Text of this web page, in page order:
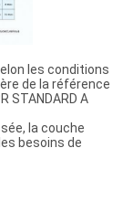
les conditions
de la référence
STANDARD A
la couche
besoins de